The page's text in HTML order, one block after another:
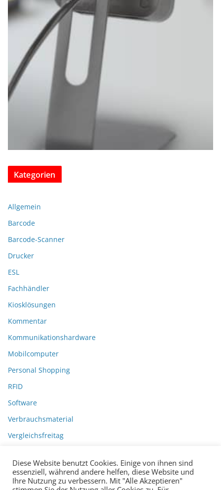
Kategorien
Allgemein
Barcode
Barcode-Scanner
Drucker
ESL
Fachhändler
Kiosklösungen
Kommentar
Kommunikationshardware
Mobilcomputer
Personal Shopping
RFID
Software
Verbrauchsmaterial
Vergleichsfreitag
Diese Website benutzt Cookies. Einige von ihnen sind
essenziell, während andere helfen, diese Website und
Ihre Nutzung zu verbessern. Mit "Alle Akzeptieren"